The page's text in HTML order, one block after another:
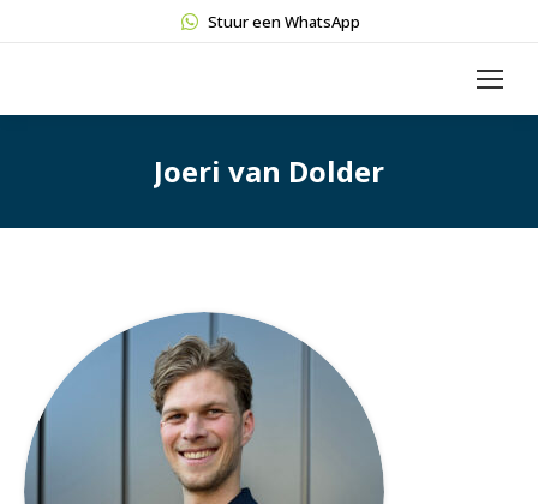
Stuur een WhatsApp
Joeri van Dolder